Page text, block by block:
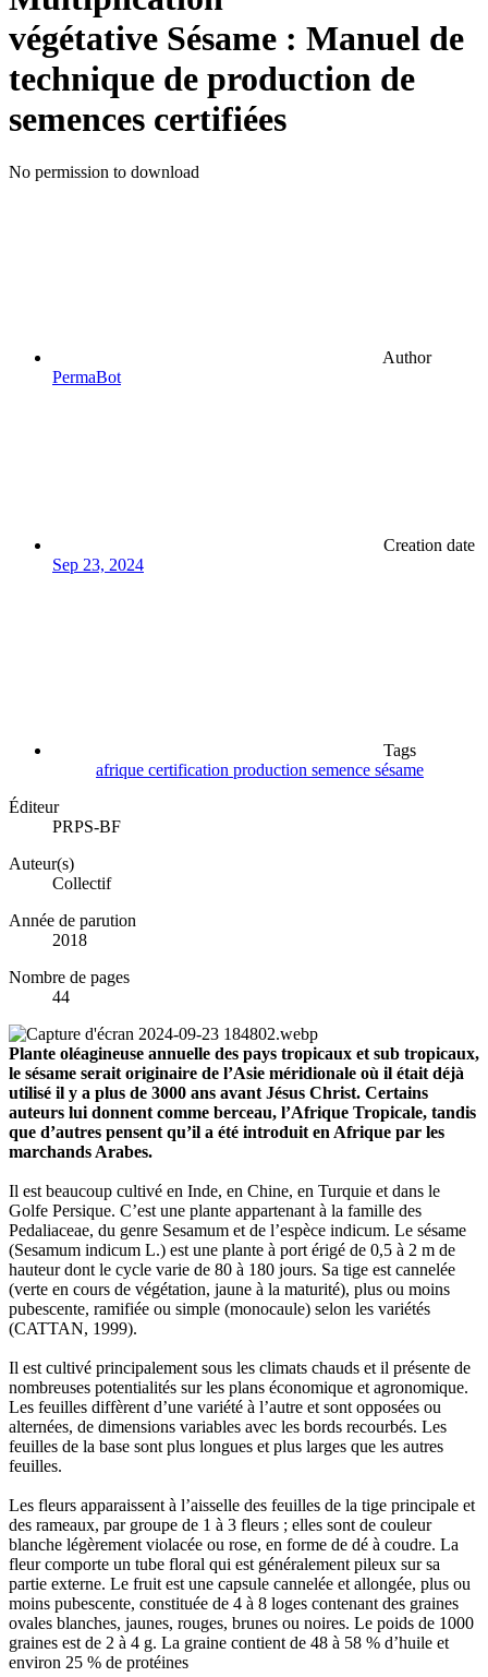
végétative Sésame : Manuel de
technique de production de
semences certifiées
No permission to download
Author
PermaBot
Creation date
Sep 23, 2024
Tags
afrique certification production semence sésame
Éditeur
PRPS-BF
Auteur(s)
Collectif
Année de parution
2018
Nombre de pages
44
Plante oléagineuse annuelle des pays tropicaux et sub tropicaux,
le sésame serait originaire de l’Asie méridionale où il était déjà
utilisé il y a plus de 3000 ans avant Jésus Christ. Certains
auteurs lui donnent comme berceau, l’Afrique Tropicale, tandis
que d’autres pensent qu’il a été introduit en Afrique par les
marchands Arabes.
Il est beaucoup cultivé en Inde, en Chine, en Turquie et dans le
Golfe Persique. C’est une plante appartenant à la famille des
Pedaliaceae, du genre Sesamum et de l’espèce indicum. Le sésame
(Sesamum indicum L.) est une plante à port érigé de 0,5 à 2 m de
hauteur dont le cycle varie de 80 à 180 jours. Sa tige est cannelée
(verte en cours de végétation, jaune à la maturité), plus ou moins
pubescente, ramifiée ou simple (monocaule) selon les variétés
(CATTAN, 1999).
Il est cultivé principalement sous les climats chauds et il présente de
nombreuses potentialités sur les plans économique et agronomique.
Les feuilles diffèrent d’une variété à l’autre et sont opposées ou
alternées, de dimensions variables avec les bords recourbés. Les
feuilles de la base sont plus longues et plus larges que les autres
feuilles.
Les fleurs apparaissent à l’aisselle des feuilles de la tige principale et
des rameaux, par groupe de 1 à 3 fleurs ; elles sont de couleur
blanche légèrement violacée ou rose, en forme de dé à coudre. La
fleur comporte un tube floral qui est généralement pileux sur sa
partie externe. Le fruit est une capsule cannelée et allongée, plus ou
moins pubescente, constituée de 4 à 8 loges contenant des graines
ovales blanches, jaunes, rouges, brunes ou noires. Le poids de 1000
graines est de 2 à 4 g. La graine contient de 48 à 58 % d’huile et
environ 25 % de protéines